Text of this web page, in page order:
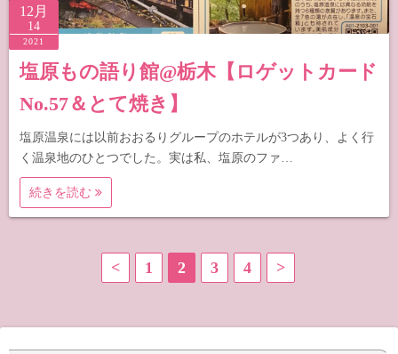
12月
14
2021
塩原もの語り館@栃木【ロゲットカード
No.57＆とて焼き】
塩原温泉には以前おおるりグループのホテルが3つあり、よく行
く温泉地のひとつでした。実は私、塩原のファ…
続きを読む
< 1 2 3 4 >